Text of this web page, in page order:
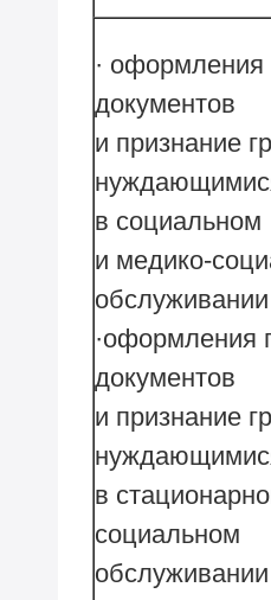
· оформления
документов
и признание
в социальном
и медико-
·оформления
документов
и признание
в
социальном
обслуживании